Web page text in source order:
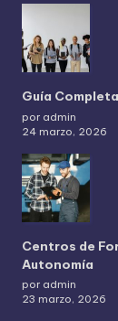
Guía
por admin
24 marzo, 2026
Centros de
Autonomía
por admin
23 marzo, 2026